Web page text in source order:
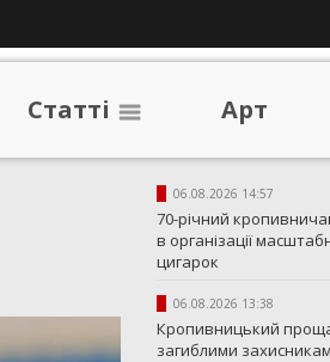
Статтi Арт
06.08.2026 14:57
70-річний
в організації
цигарок
06.08.2026 13:38
Кропивницький
загиблими